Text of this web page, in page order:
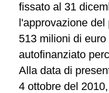
fissato al 31
l'approvazione
513 milioni di
autofinanziato
Alla data di
4 ottobre del